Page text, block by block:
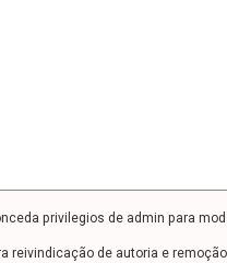
privilegios de admin para
reivindicação de autoria e